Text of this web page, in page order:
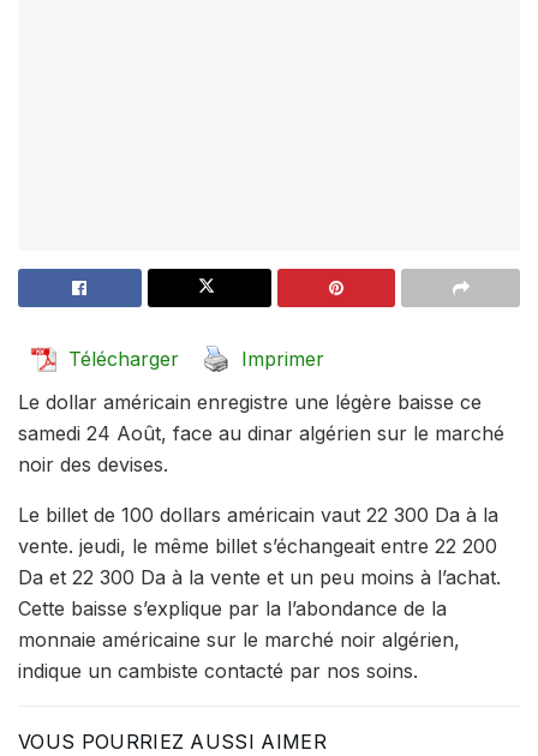
Télécharger
Imprimer
Le dollar américain enregistre une légère baisse ce
samedi 24 Août, face au dinar algérien sur le marché
noir des devises.
Le billet de 100 dollars américain vaut 22 300 Da à la
vente. jeudi, le même billet s’échangeait entre 22 200
Da et 22 300 Da à la vente et un peu moins à l’achat.
Cette baisse s’explique par la l’abondance de la
monnaie américaine sur le marché noir algérien,
indique un cambiste contacté par nos soins.
VOUS POURRIEZ AUSSI AIMER